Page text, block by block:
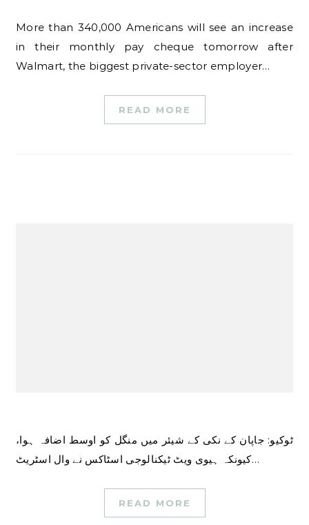
More than 340,000 Americans will see an increase
in their monthly pay cheque tomorrow after
Walmart, the biggest private-sector employer…
READ MORE
ٹوکیو: جاپان کے نکی کے شیئر میں منگل کو اوسط اضافہ ہوا،
کیونکہ ہیوی ویٹ ٹیکنالوجی اسٹاکس نے وال اسٹریٹ…
READ MORE